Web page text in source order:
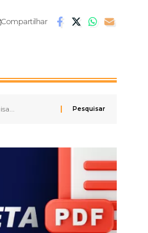
Compartilhar